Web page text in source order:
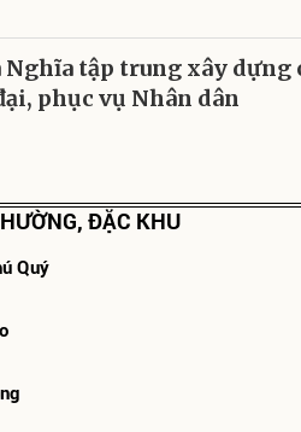
Nghĩa tập trung xây
phục vụ Nhân dân
ĐẶC KHU
Quý